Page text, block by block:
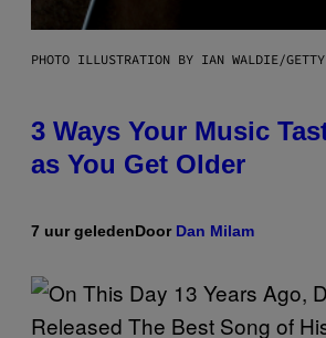
PHOTO ILLUSTRATION BY IAN WALDIE/
3 Ways Your Music
as You Get Older
7 uur geledenDoor Dan Milam